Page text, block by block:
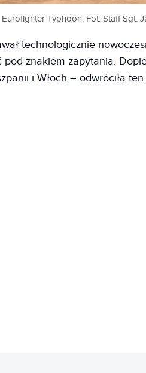
Eurofighter Typhoon. Fot. Staff Sgt.
technologicznie
pod znakiem zapytania.
i Włoch – odwróciła